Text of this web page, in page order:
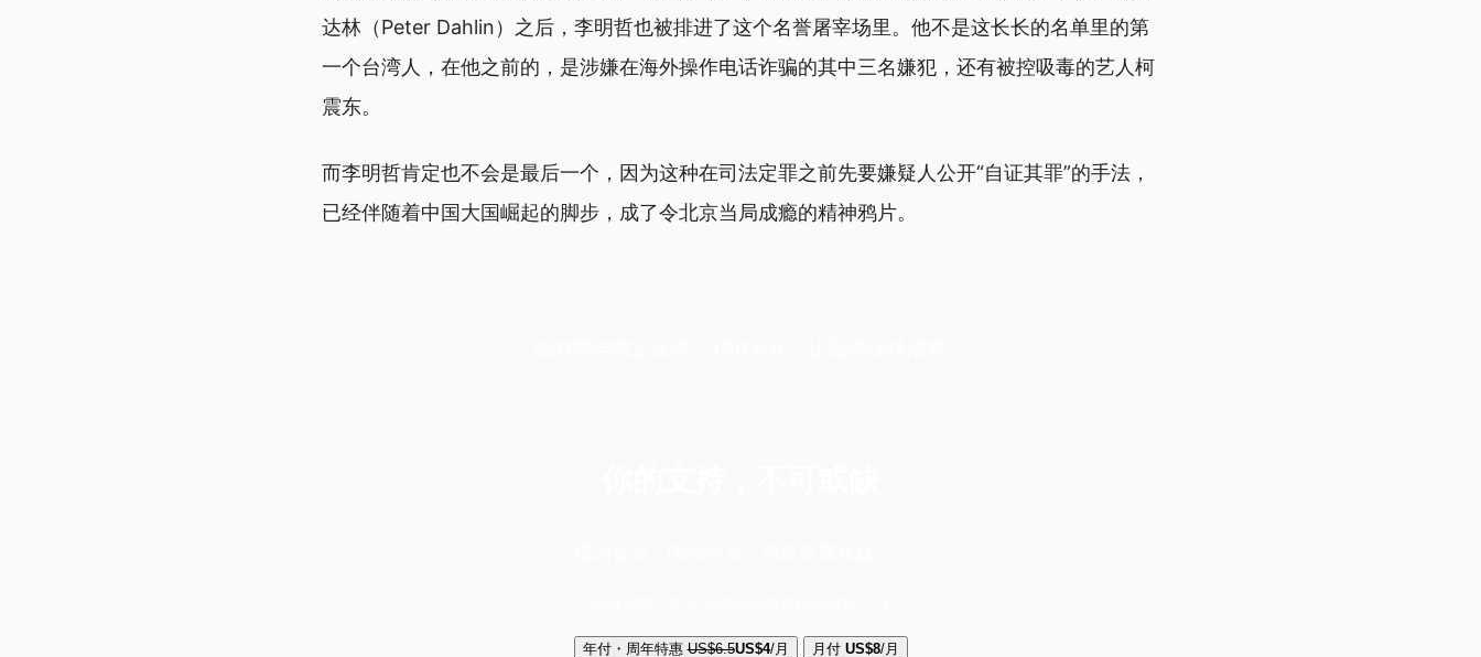
达林（Peter Dahlin）之后，李明哲也被排进了这个名誉屠宰场里。他不是这长长的名单里的第
一个台湾人，在他之前的，是涉嫌在海外操作电话诈骗的其中三名嫌犯，还有被控吸毒的艺人柯
震东。
而李明哲肯定也不会是最后一个，因为这种在司法定罪之前先要嫌疑人公开“自证其罪”的手法，
已经伴随着中国大国崛起的脚步，成了令北京当局成瘾的精神鸦片。
年付・周年特惠 US$6.5US$4/月 月付 US$8/月